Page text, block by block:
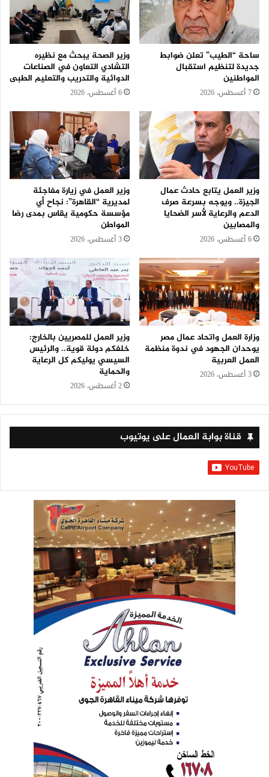
ساحة “الطيب” تعلن ضوابط
جديدة لتنظيم استقبال
المواطنين
7 أغسطس، 2026
وزير الصحة يبحث مع نظيره
التشادي التعاون في الصناعات
الدوائية والتدريب والتعليم الطبى
6 أغسطس، 2026
وزير العمل يتابع حادث عمال
الجيزة.. ويوجه بسرعة صرف
الدعم والرعاية لأسر الضحايا
والمصابين
6 أغسطس، 2026
وزير العمل في زيارة مفاجئة
لمديرية “القاهرة”: نجاح أي
مؤسسة حكومية يقاس بمدى رضا
المواطن
3 أغسطس، 2026
وزارة العمل واتحاد عمال مصر
يوحدان الجهود في ندوة منظمة
العمل العربية
3 أغسطس، 2026
وزير العمل للمصريين بالخارج:
خلفكم دولة قوية.. والرئيس
السيسي يوليكم كل الرعاية
والحماية
2 أغسطس، 2026
قناة بوابة العمال على يوتيوب